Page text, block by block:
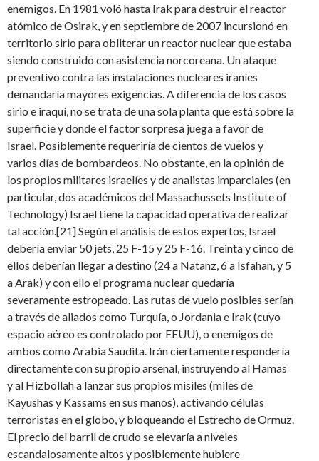
enemigos. En 1981 voló hasta Irak para destruir el reactor
atómico de Osirak, y en septiembre de 2007 incursionó en
territorio sirio para obliterar un reactor nuclear que estaba
siendo construido con asistencia norcoreana. Un ataque
preventivo contra las instalaciones nucleares iraníes
demandaría mayores exigencias. A diferencia de los casos
sirio e iraquí, no se trata de una sola planta que está sobre la
superficie y donde el factor sorpresa juega a favor de
Israel. Posiblemente requeriría de cientos de vuelos y
varios días de bombardeos. No obstante, en la opinión de
los propios militares israelíes y de analistas imparciales (en
particular, dos académicos del Massachussets Institute of
Technology) Israel tiene la capacidad operativa de realizar
tal acción.[21] Según el análisis de estos expertos, Israel
debería enviar 50 jets, 25 F-15 y 25 F-16. Treinta y cinco de
ellos deberían llegar a destino (24 a Natanz, 6 a Isfahan, y 5
a Arak) y con ello el programa nuclear quedaría
severamente estropeado. Las rutas de vuelo posibles serían
a través de aliados como Turquía, o Jordania e Irak (cuyo
espacio aéreo es controlado por EEUU), o enemigos de
ambos como Arabia Saudita. Irán ciertamente respondería
directamente con su propio arsenal, instruyendo al Hamas
y al Hizbollah a lanzar sus propios misiles (miles de
Kayushas y Kassams en sus manos), activando células
terroristas en el globo, y bloqueando el Estrecho de Ormuz.
El precio del barril de crudo se elevaría a niveles
escandalosamente altos y posiblemente hubiere